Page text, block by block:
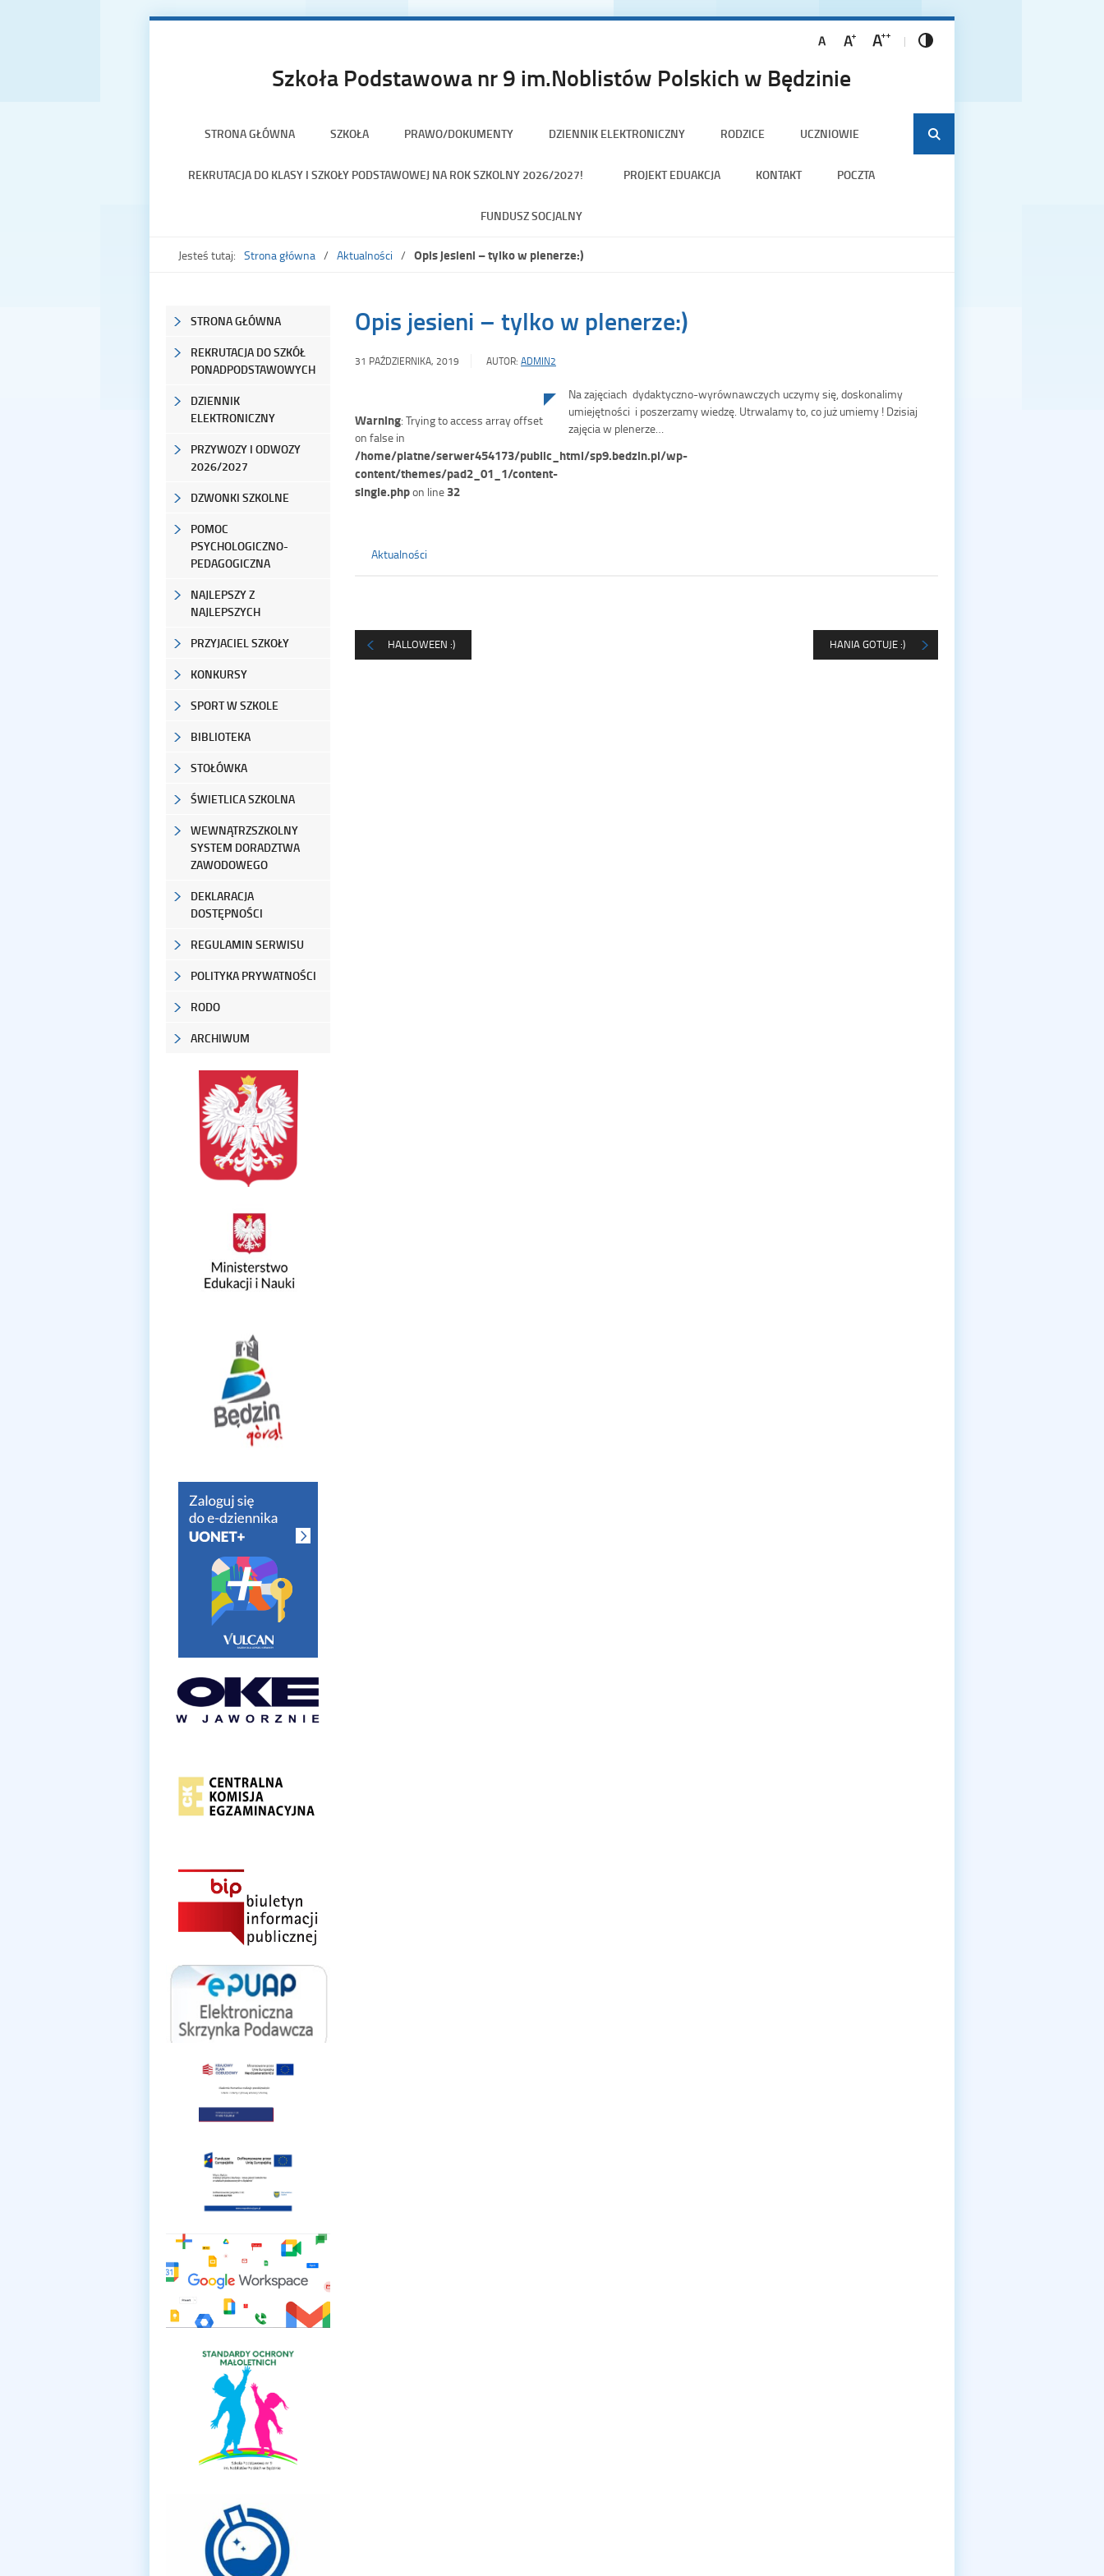
Szkoła Podstawowa nr 9 im.Noblistów Polskich w Będzinie
STRONA GŁÓWNA SZKOŁA PRAWO/DOKUMENTY DZIENNIK ELEKTRONICZNY RODZICE UCZNIOWIE
REKRUTACJA DO KLASY I SZKOŁY PODSTAWOWEJ NA ROK SZKOLNY 2026/2027! PROJEKT EDUAKCJA KONTAKT POCZTA
FUNDUSZ SOCJALNY
Jesteś tutaj: Strona główna Aktualności Opis jesieni – tylko w plenerze:)
STRONA GŁÓWNA
REKRUTACJA DO SZKÓŁ
PONADPODSTAWOWYCH
DZIENNIK
ELEKTRONICZNY
PRZYWOZY I ODWOZY
2026/2027
DZWONKI SZKOLNE
POMOC
PSYCHOLOGICZNO-
PEDAGOGICZNA
NAJLEPSZY Z
NAJLEPSZYCH
PRZYJACIEL SZKOŁY
KONKURSY
SPORT W SZKOLE
BIBLIOTEKA
STOŁÓWKA
ŚWIETLICA SZKOLNA
WEWNĄTRZSZKOLNY
SYSTEM DORADZTWA
ZAWODOWEGO
DEKLARACJA
DOSTĘPNOŚCI
REGULAMIN SERWISU
POLITYKA PRYWATNOŚCI
RODO
ARCHIWUM
Opis jesieni – tylko w plenerze:)
31 PAŹDZIERNIKA, 2019 AUTOR: ADMIN2
Warning: Trying to access array offset
on false in
/home/platne/serwer454173/public_html/sp9.bedzin.pl/wp-
content/themes/pad2_01_1/content-
single.phpon line 32
Na zajęciach dydaktyczno-wyrównawczych uczymy się, doskonalimy
umiejętności i poszerzamy wiedzę. Utrwalamy to, co już umiemy ! Dzisiaj
zajęcia w plenerze…
Aktualności
HALLOWEEN :) HANIA GOTUJE :)